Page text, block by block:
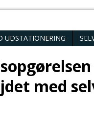
UDSTATIONERING
med